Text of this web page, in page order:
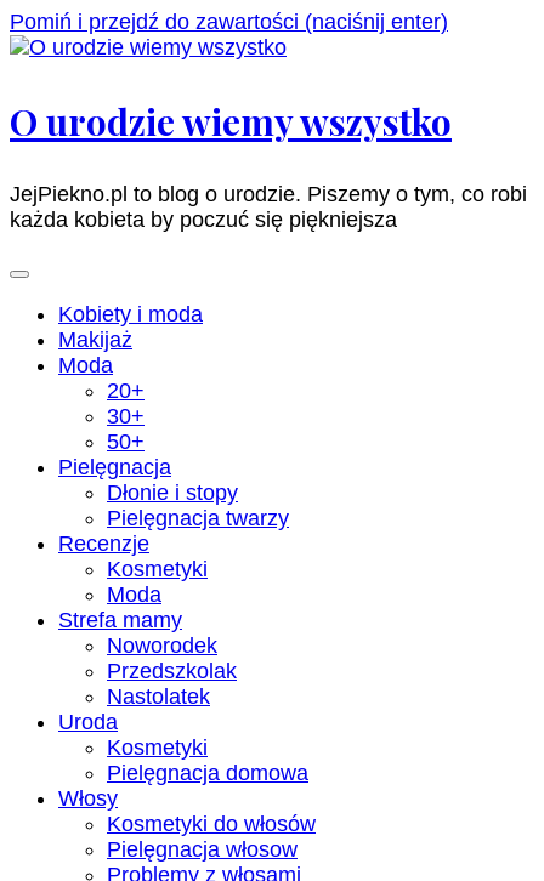
Pomiń i przejdź do zawartości (naciśnij enter)
O urodzie wiemy wszystko
JejPiekno.pl to blog o urodzie. Piszemy o tym, co robi
każda kobieta by poczuć się piękniejsza
Kobiety i moda
Makijaż
Moda
20+
30+
50+
Pielęgnacja
Dłonie i stopy
Pielęgnacja twarzy
Recenzje
Kosmetyki
Moda
Strefa mamy
Noworodek
Przedszkolak
Nastolatek
Uroda
Kosmetyki
Pielęgnacja domowa
Włosy
Kosmetyki do włosów
Pielęgnacja włosow
Problemy z włosami